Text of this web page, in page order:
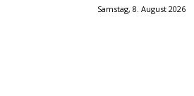
Samstag, 8. August 2026